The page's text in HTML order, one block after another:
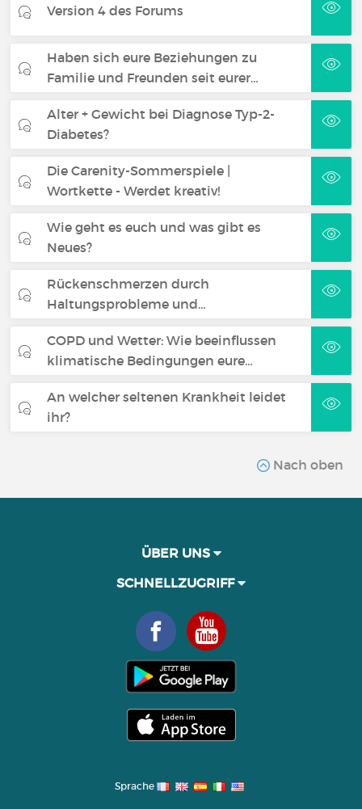
Version 4 des Forums
Haben sich eure Beziehungen zu
Familie und Freunden seit eurer…
Alter + Gewicht bei Diagnose Typ-2-
Diabetes?
Die Carenity-Sommerspiele |
Wortkette - Werdet kreativ!
Wie geht es euch und was gibt es
Neues?
Rückenschmerzen durch
Haltungsprobleme und…
COPD und Wetter: Wie beeinflussen
klimatische Bedingungen eure…
An welcher seltenen Krankheit leidet
ihr?
Nach oben
ÜBER UNS
SCHNELLZUGRIFF
Sprache